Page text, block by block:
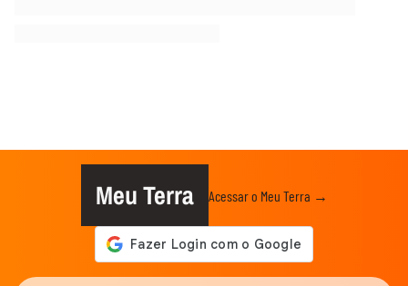
Meu Terra Acessar o Meu Terra →